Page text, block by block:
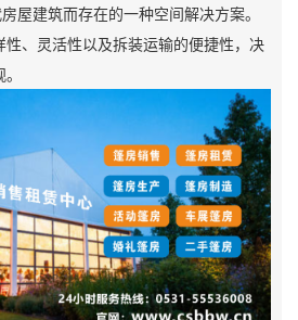
屋建筑而存在的一种空间解决方案。
、灵活性以及拆装运输的便捷性，决